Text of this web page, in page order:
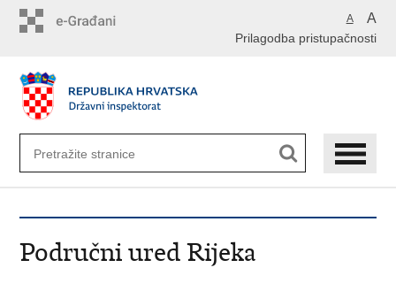
A A
Prilagodba pristupačnosti
Područni ured Rijeka